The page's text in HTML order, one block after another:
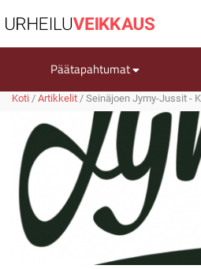
Päätapahtumat
Koti / Artikkelit / Seinäjoen Jymy-Jussit -